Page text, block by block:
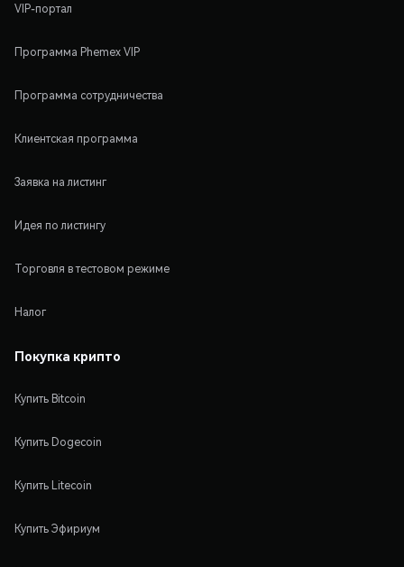
VIP-портал
Программа Phemex VIP
Программа сотрудничества
Клиентская программа
Заявка на листинг
Идея по листингу
Торговля в тестовом режиме
Налог
Покупка крипто
Купить Bitcoin
Купить Dogecoin
Купить Litecoin
Купить Эфириум